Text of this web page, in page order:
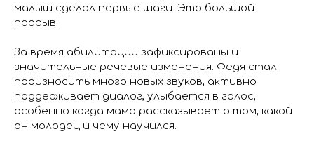
малыш сделал первые шаги. Это большой
прорыв!
За время абилитации зафиксированы и
значительные речевые изменения. Федя стал
произносить много новых звуков, активно
поддерживает диалог, улыбается в голос,
особенно когда мама рассказывает о том, какой
он молодец и чему научился.